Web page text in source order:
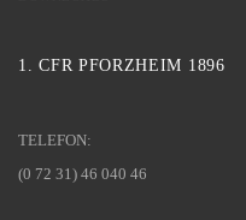
1. CFR PFORZHEIM 1896
TELEFON:
(0 72 31) 46 040 46